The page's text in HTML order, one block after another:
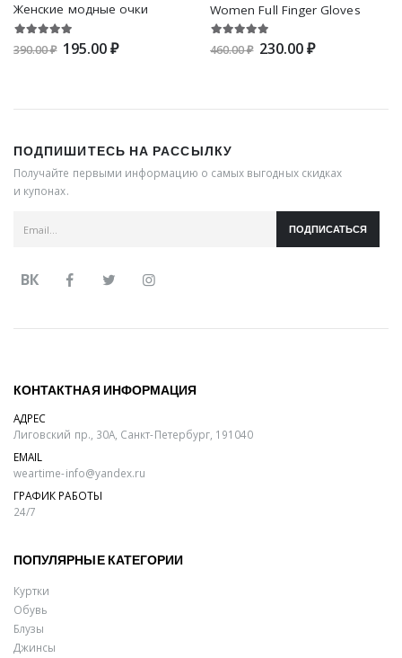
Женские модные очки
390.00 ₽ 195.00 ₽
Women Full Finger Gloves
460.00 ₽ 230.00 ₽
ПОДПИШИТЕСЬ НА РАССЫЛКУ
Получайте первыми информацию о самых выгодных скидках
и купонах.
ПОДПИСАТЬСЯ
ВК
КОНТАКТНАЯ ИНФОРМАЦИЯ
АДРЕС
Лиговский пр., 30А, Санкт-Петербург, 191040
EMAIL
weartime-info@yandex.ru
ГРАФИК РАБОТЫ
24/7
ПОПУЛЯРНЫЕ КАТЕГОРИИ
Куртки
Обувь
Блузы
Джинсы